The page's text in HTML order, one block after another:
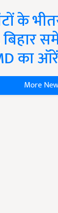
के
का
More